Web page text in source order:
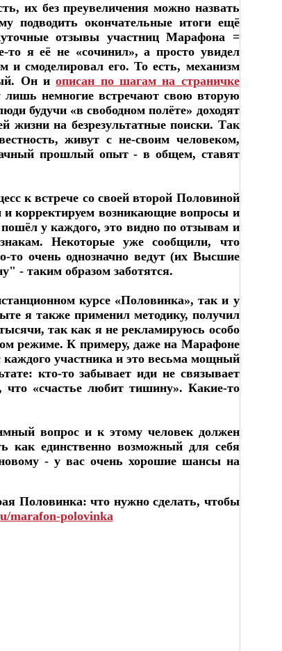
их без преувеличения можно назвать
подводить окончательные итоги ещё
отзывы участниц Марафона =
я её не «сочинил», а просто увидел
и смоделировал его. То есть, механизм
Он иописан по шагам на страничке
немногие встречают свою вторую
будучи «в свободном полёте» доходят
жизни на безрезультатные поиски. Так
живут с не-своим человеком,
прошлый опыт - в общем, ставят
к встрече со своей второй Половиной
корректируем возникающие вопросы и
у каждого, это видно по отзывам и
Некоторые уже сообщили, что
то очень однозначно ведут (их Высшие
- таким образом заботятся.
курсе «Половинка», так и у
я также применил методику, получил
так как я не рекламируюсь особо
режиме. К примеру, даже на Марафоне
участника и это весьма мощный
кто-то забывает иди не связывает
что «счастье любит тишину». Какие-то
вопрос и к этому человек должен
как единственно возможный для себя
- у вас очень хорошие шансы на
Половинка: что нужно сделать, чтобы
marafon-polovinka